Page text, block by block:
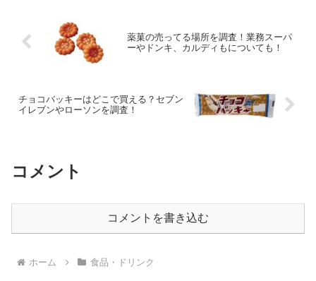
薬菓の売ってる場所を調査！業務スーパ
ーやドンキ、カルディもについても！
チョコバッキーはどこで買える？セブン
イレブンやローソンを調査！
コメント
コメントを書き込む
ホーム 食品・ドリンク